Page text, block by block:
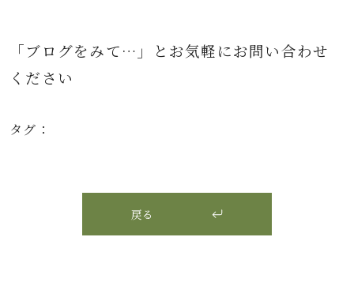
「ブログをみて…」とお気軽にお問い合わせ
ください
タグ：
戻る